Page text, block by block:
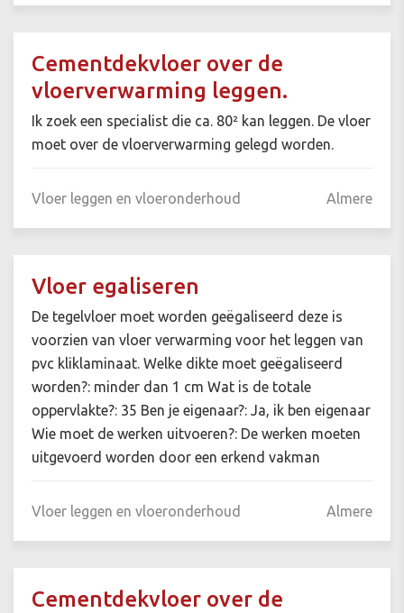
Cementdekvloer over de
vloerverwarming leggen.
Ik zoek een specialist die ca. 80² kan leggen. De vloer
moet over de vloerverwarming gelegd worden.
Vloer leggen en vloeronderhoud Almere
Vloer egaliseren
De tegelvloer moet worden geëgaliseerd deze is
voorzien van vloer verwarming voor het leggen van
pvc kliklaminaat. Welke dikte moet geëgaliseerd
worden?: minder dan 1 cm Wat is de totale
oppervlakte?: 35 Ben je eigenaar?: Ja, ik ben eigenaar
Wie moet de werken uitvoeren?: De werken moeten
uitgevoerd worden door een erkend vakman
Vloer leggen en vloeronderhoud Almere
Cementdekvloer over de